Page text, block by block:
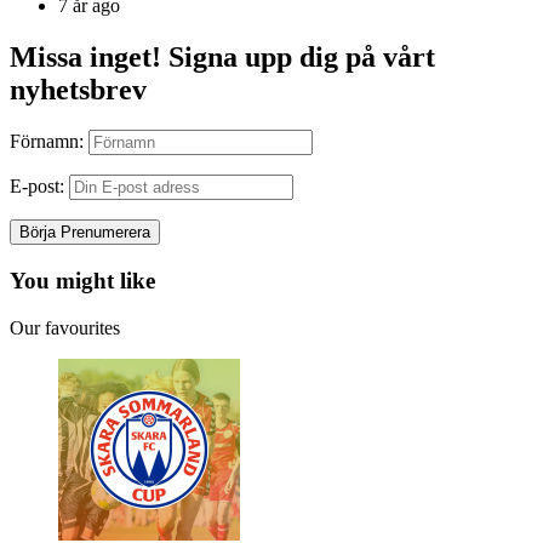
7 år ago
Missa inget! Signa upp dig på vårt
nyhetsbrev
Förnamn:
E-post:
You might like
Our favourites